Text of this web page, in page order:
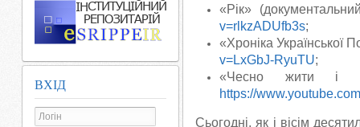
«Рік»
v=rlkzADUfb3s;
«Хроніка Української
v=LxGbJ-RyuTU;
«Чесно жити і
https://
Сьогодні, як і вісім
ВХІД